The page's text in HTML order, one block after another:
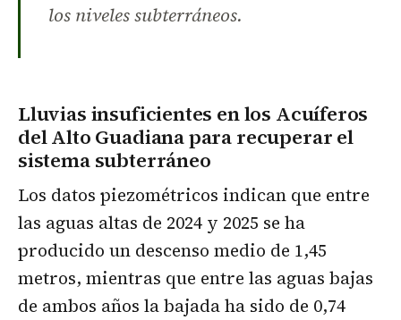
los niveles subterráneos.
Lluvias insuficientes en los Acuíferos
del Alto Guadianapara recuperar el
sistema subterráneo
Los datos piezométricos indican que entre
las aguas altas de 2024 y 2025 se ha
producido un descenso medio de 1,45
metros, mientras que entre las aguas bajas
de ambos años la bajada ha sido de 0,74